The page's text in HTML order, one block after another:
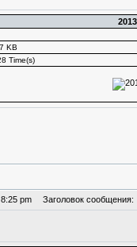
KB
Time(s)
pm Заголовок сообщения: